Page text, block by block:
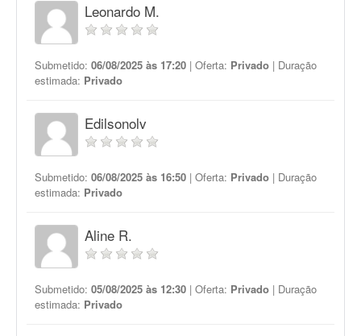
Leonardo M.
Submetido: 06/08/2025 às 17:20 | Oferta: Privado | Duração
estimada: Privado
Edilsonolv
Submetido: 06/08/2025 às 16:50 | Oferta: Privado | Duração
estimada: Privado
Aline R.
Submetido: 05/08/2025 às 12:30 | Oferta: Privado | Duração
estimada: Privado